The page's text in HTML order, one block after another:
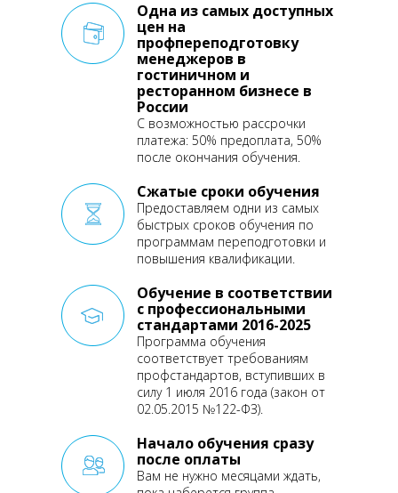
Одна из самых доступных
цен на
профпереподготовку
менеджеров в
гостиничном и
ресторанном бизнесе в
России
С возможностью рассрочки
платежа: 50% предоплата, 50%
после окончания обучения.
Сжатые сроки обучения
Предоставляем одни из самых
быстрых сроков обучения по
программам переподготовки и
повышения квалификации.
Обучение в соответствии
с профессиональными
стандартами 2016-2025
Программа обучения
соответствует требованиям
профстандартов, вступивших в
силу 1 июля 2016 года (закон от
02.05.2015 №122-ФЗ).
Начало обучения сразу
после оплаты
Вам не нужно месяцами ждать,